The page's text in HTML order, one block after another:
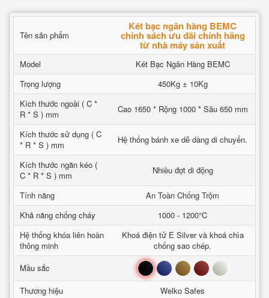
Tên sản phẩm
Két bạc ngân hàng BEMC
chính sách ưu đãi chính hãng
từ nhà máy sản xuất
Model
Két Bạc Ngân Hàng BEMC
Trọng lượng
450Kg ± 10Kg
Kích thước ngoài ( C *
R * S ) mm
Cao 1650 * Rộng 1000 * Sâu 650 mm
Kích thước sử dụng ( C
* R * S ) mm
Hệ thống bánh xe dễ dàng di chuyển.
Kích thước ngăn kéo (
C * R * S ) mm
Nhiều đợt di động
Tính năng
An Toàn Chống Trộm
Khả năng chống cháy
1000 - 1200°C
Hệ thống khóa liên hoàn
thông minh
Khoá điện tử E Silver và khoá chìa
chống sao chép.
Mầu sắc
Đen Xanh Nâu Đỏ Trắng
Thương hiệu
Welko Safes